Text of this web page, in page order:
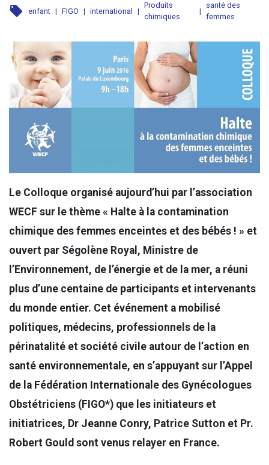
local_offer enfant | FIGO | international |
Produits
chimiques
|
santé des
femmes
Le Colloque organisé aujourd’hui par l’association
WECF sur le thème « Halte à la contamination
chimique des femmes enceintes et des bébés ! » et
ouvert par Ségolène Royal, Ministre de
l’Environnement, de l’énergie et de la mer, a réuni
plus d’une centaine de participants et intervenants
du monde entier. Cet événement a mobilisé
politiques, médecins, professionnels de la
périnatalité et société civile autour de l’action en
santé environnementale, en s’appuyant sur l’Appel
de la Fédération Internationale des Gynécologues
Obstétriciens (FIGO*) que les initiateurs et
initiatrices, Dr Jeanne Conry, Patrice Sutton et Pr.
Robert Gould sont venus relayer en France.